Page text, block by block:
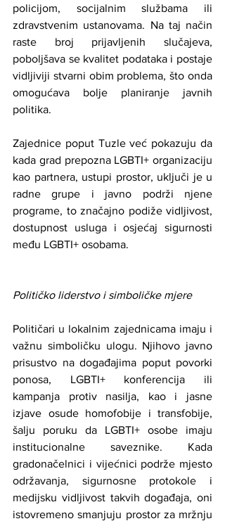
policijom, socijalnim službama ili
zdravstvenim ustanovama. Na taj način
raste broj prijavljenih slučajeva,
poboljšava se kvalitet podataka i postaje
vidljiviji stvarni obim problema, što onda
omogućava bolje planiranje javnih
politika.
Zajednice poput Tuzle već pokazuju da
kada grad prepozna LGBTI+ organizaciju
kao partnera, ustupi prostor, uključi je u
radne grupe i javno podrži njene
programe, to značajno podiže vidljivost,
dostupnost usluga i osjećaj sigurnosti
među LGBTI+ osobama.
Političko liderstvo i simboličke mjere
Političari u lokalnim zajednicama imaju i
važnu simboličku ulogu. Njihovo javno
prisustvo na događajima poput povorki
ponosa, LGBTI+ konferencija ili
kampanja protiv nasilja, kao i jasne
izjave osude homofobije i transfobije,
šalju poruku da LGBTI+ osobe imaju
institucionalne saveznike. Kada
gradonačelnici i vijećnici podrže mjesto
održavanja, sigurnosne protokole i
medijsku vidljivost takvih događaja, oni
istovremeno smanjuju prostor za mržnju